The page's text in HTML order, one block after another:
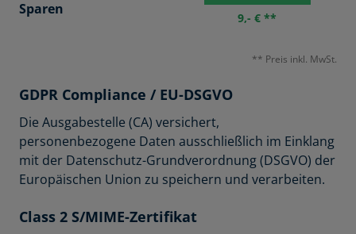
Sparen
9,- € **
** Preis inkl. MwSt.
GDPR Compliance / EU-DSGVO
Die Ausgabestelle (CA) versichert,
personenbezogene Daten ausschließlich im Einklang
mit der Datenschutz-Grundverordnung (DSGVO) der
Europäischen Union zu speichern und verarbeiten.
Class 2 S/MIME-Zertifikat